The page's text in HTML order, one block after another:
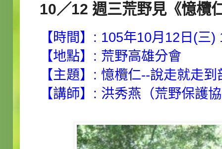
10／12 週三荒野見《憶欖
【時間】: 105年10月12日(三
【地點】: 荒野高雄分會
【主題】: 憶欖仁--說走就走到
【講師】: 洪秀燕（荒野保護